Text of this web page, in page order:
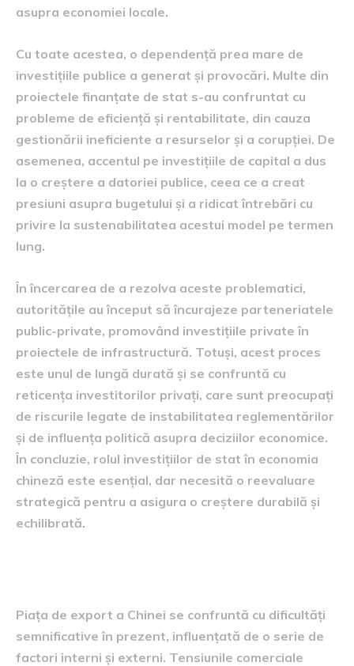
asupra economiei locale.
Cu toate acestea, o dependență prea mare de
investițiile publice a generat și provocări. Multe din
proiectele finanțate de stat s-au confruntat cu
probleme de eficiență și rentabilitate, din cauza
gestionării ineficiente a resurselor și a corupției. De
asemenea, accentul pe investițiile de capital a dus
la o creștere a datoriei publice, ceea ce a creat
presiuni asupra bugetului și a ridicat întrebări cu
privire la sustenabilitatea acestui model pe termen
lung.
În încercarea de a rezolva aceste problematici,
autoritățile au început să încurajeze parteneriatele
public-private, promovând investițiile private în
proiectele de infrastructură. Totuși, acest proces
este unul de lungă durată și se confruntă cu
reticența investitorilor privați, care sunt preocupați
de riscurile legate de instabilitatea reglementărilor
și de influența politică asupra deciziilor economice.
În concluzie, rolul investițiilor de stat în economia
chineză este esențial, dar necesită o reevaluare
strategică pentru a asigura o creștere durabilă și
echilibrată.
Piața de export a Chinei se confruntă cu dificultăți
semnificative în prezent, influențată de o serie de
factori interni și externi. Tensiunile comerciale